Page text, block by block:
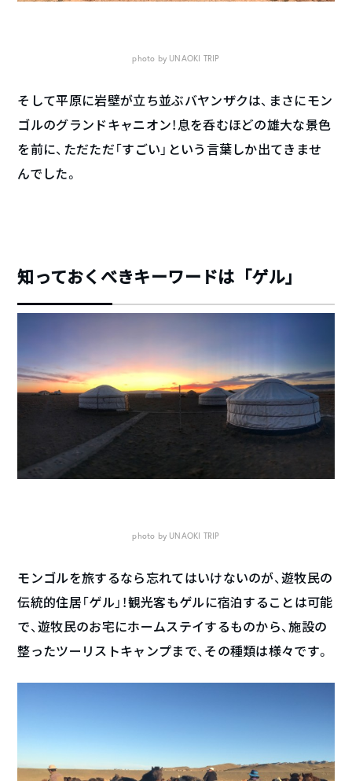
photo by UNAOKI TRIP
そして平原に岩壁が立ち並ぶバヤンザクは、まさにモン
ゴルのグランドキャニオン！息を呑むほどの雄大な景色
を前に、ただただ「すごい」という言葉しか出てきませ
んでした。
知っておくべきキーワードは「ゲル」
photo by UNAOKI TRIP
モンゴルを旅するなら忘れてはいけないのが、遊牧民の
伝統的住居「ゲル」！観光客もゲルに宿泊することは可能
で、遊牧民のお宅にホームステイするものから、施設の
整ったツーリストキャンプまで、その種類は様々です。